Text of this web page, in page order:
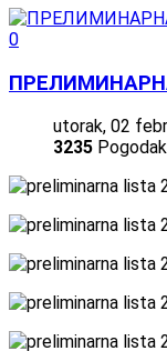
0
utorak, 02
3235